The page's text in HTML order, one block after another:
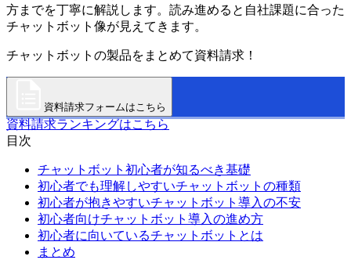
方までを丁寧に解説します。読み進めると自社課題に合った
チャットボット像が見えてきます。
チャットボットの製品をまとめて資料請求！
資料請求フォームはこちら
資料請求ランキングはこちら
目次
チャットボット初心者が知るべき基礎
初心者でも理解しやすいチャットボットの種類
初心者が抱きやすいチャットボット導入の不安
初心者向けチャットボット導入の進め方
初心者に向いているチャットボットとは
まとめ